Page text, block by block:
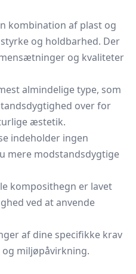
kombination af plast og
og holdbarhed. Der
og kvaliteter
almindelige type, som
over for
æstetik.
indeholder ingen
mere modstandsdygtige
komposithegn er lavet
ved at anvende
af dine specifikke krav
miljøpåvirkning.